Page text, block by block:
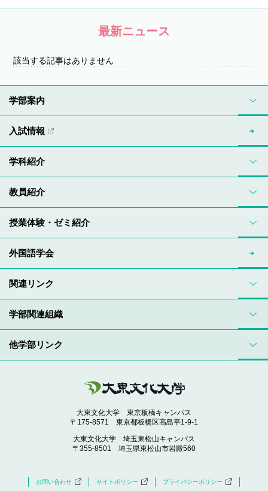
最新ニュース
該当する記事はありません
学部関連組織
他学部リンク
大東文化大学 東京板橋キャンパス
〒175-8571 東京都板橋区高島平1-9-1
大東文化大学 埼玉東松山キャンパス
〒355-8501 埼玉県東松山市岩殿560
お問い合わせ サイトポリシー プライバシーポリシー
学部案内
入試情報
学科紹介
教員紹介
授業体験・ゼミ紹介
外国語学会
関連リンク